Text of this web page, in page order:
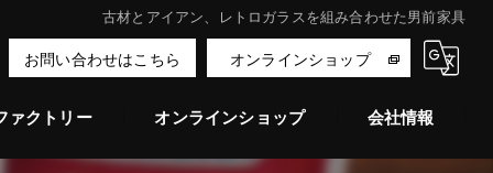
古材とアイアン、レトロガラスを組み合わせた男前家具
お問い合わせはこちら オンラインショップ
ァクトリー オンラインショップ 会社情報